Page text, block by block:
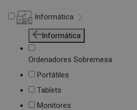
Informática
Informática
Ordenadores Sobremesa
Portátiles
Tablets
Monitores